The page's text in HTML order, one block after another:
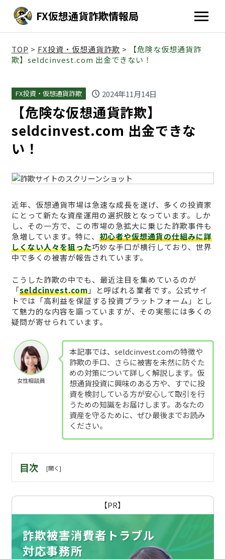
FX仮想通貨詐欺情報局
TOP > FX投資・仮想通貨詐欺 >
【危険な仮想通貨詐
欺】seldcinvest.com 出金できない！
FX投資・仮想通貨詐欺 schedule 2024年11月14日
【危険な仮想通貨詐欺】
seldcinvest.com 出金できな
い！
近年、仮想通貨市場は急速な成長を遂げ、多くの投資家
にとって新たな資産運用の選択肢となっています。しか
し、その一方で、この市場の急拡大に乗じた詐欺事件も
急増しています。特に、 初心者や仮想通貨の仕組みに詳
しくない人々を狙った巧妙な手口が横行しており、世界
中で多くの被害が報告されています。
こうした詐欺の中でも、最近注目を集めているのが
「seldcinvest.com」と呼ばれる業者です。公式サイ
トでは「高利益を保証する投資プラットフォーム」とし
て魅力的な内容を謳っていますが、その実態には多くの
疑問が寄せられています。
女性相談員
本記事では、seldcinvest.comの特徴や
詐欺の手口、さらに被害を未然に防ぐた
めの対策について詳しく解説します。仮
想通貨投資に興味のある方や、すでに投
資を検討している方が安心して取引を行
うための知識をお届けします。あなたの
資産を守るために、ぜひ最後までお読み
ください。
目次
【PR】
詐欺被害消費者トラブル
対応事務所